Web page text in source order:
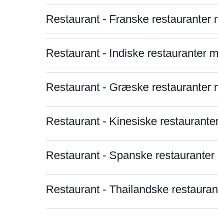
Restaurant - Franske restauranter
Restaurant - Indiske restauranter
Restaurant - Græske restauranter
Restaurant - Kinesiske
Restaurant - Spanske
Restaurant - Thailandske